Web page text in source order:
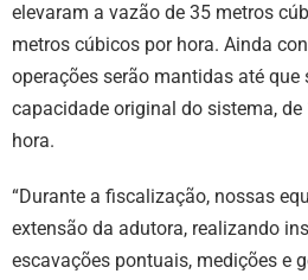
elevaram a vazão de 35 metros
metros cúbicos por hora. Ainda
operações serão mantidas até que
capacidade original do sistema,
hora.
“Durante a fiscalização, nossas
extensão da adutora, realizando
escavações pontuais, medições e